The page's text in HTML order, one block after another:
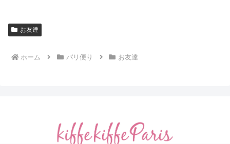
お友達
ホーム パリ便り お友達